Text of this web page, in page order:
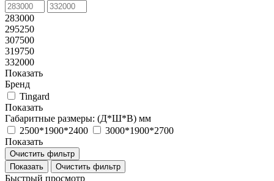
283000
295250
307500
319750
332000
Показать
Бренд
Tingard
Показать
Габаритные размеры: (Д*Ш*В) мм
2500*1900*2400
3000*1900*2700
Показать
Очистить фильтр
Очистить фильтр
Быстрый просмотр